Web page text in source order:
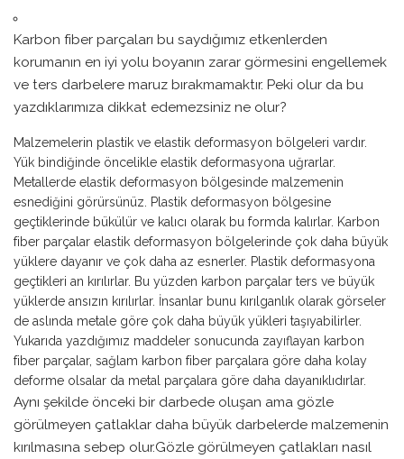
Karbon fiber parçaları bu saydığımız etkenlerden
korumanın en iyi yolu boyanın zarar görmesini engellemek
ve ters darbelere maruz bırakmamaktır. Peki olur da bu
yazdıklarımıza dikkat edemezsiniz ne olur?
Malzemelerin plastik ve elastik deformasyon bölgeleri vardır.
Yük bindiğinde öncelikle elastik deformasyona uğrarlar.
Metallerde elastik deformasyon bölgesinde malzemenin
esnediğini görürsünüz. Plastik deformasyon bölgesine
geçtiklerinde bükülür ve kalıcı olarak bu formda kalırlar. Karbon
fiber parçalar elastik deformasyon bölgelerinde çok daha büyük
yüklere dayanır ve çok daha az esnerler. Plastik deformasyona
geçtikleri an kırılırlar. Bu yüzden karbon parçalar ters ve büyük
yüklerde ansızın kırılırlar. İnsanlar bunu kırılganlık olarak görseler
de aslında metale göre çok daha büyük yükleri taşıyabilirler.
Yukarıda yazdığımız maddeler sonucunda zayıflayan karbon
fiber parçalar, sağlam karbon fiber parçalara göre daha kolay
deforme olsalar da metal parçalara göre daha dayanıklıdırlar.
Aynı şekilde önceki bir darbede oluşan ama gözle
görülmeyen çatlaklar daha büyük darbelerde malzemenin
kırılmasına sebep olur.Gözle görülmeyen çatlakları nasıl